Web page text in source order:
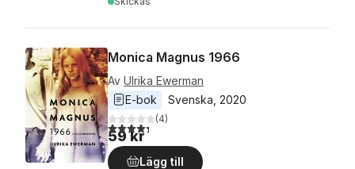
Monica Magnus 1966
Av Ulrika Ewerman
E-bok
Svenska 2020
4,3utav 5 stjärnor. Totalt antal röster:
(4)
59 kr
Lägg till